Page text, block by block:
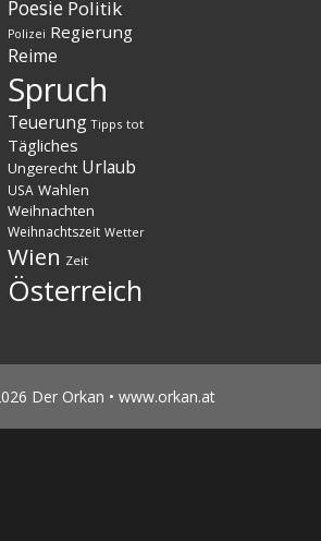
Poesie Politik
Polizei Regierung
Reime
Spruch
Teuerung Tipps tot
Tägliches
Ungerecht Urlaub
USA Wahlen
Weihnachten
Weihnachtszeit Wetter
Wien Zeit
Österreich
Der Orkan • www.orkan.at